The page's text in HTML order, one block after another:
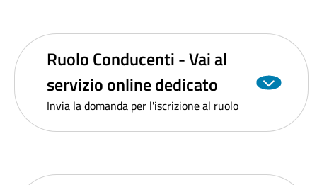
Ruolo Conducenti - Vai al
servizio online dedicato
Invia la domanda per l'iscrizione al ruolo